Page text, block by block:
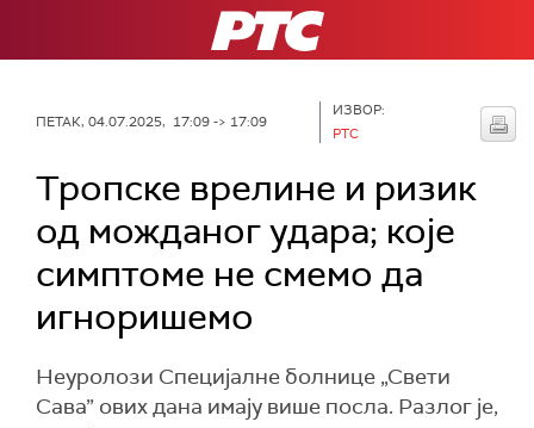
РТС
ПЕТАК, 04.07.2025, 17:09 -> 17:09
ИЗВОР:
РТС
Тропске врелине и ризик
од можданог удара; које
симптоме не смемо да
игноришемо
Неуролози Специјалне болнице „Свети
Сава” ових дана имају више посла. Разлог је,